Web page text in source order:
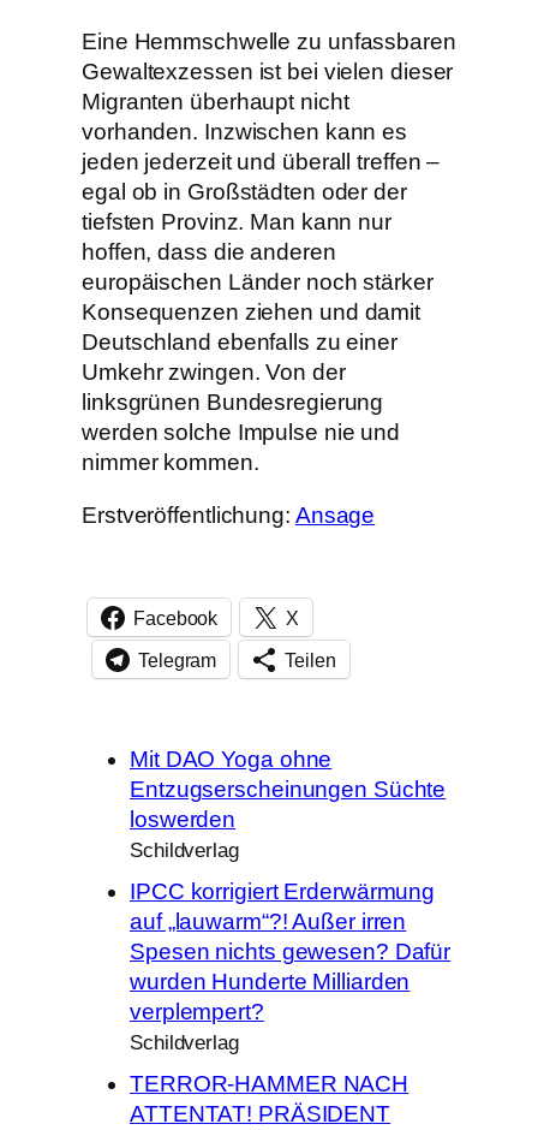
Eine Hemmschwelle zu unfassbaren
Gewaltexzessen ist bei vielen dieser
Migranten überhaupt nicht
vorhanden. Inzwischen kann es
jeden jederzeit und überall treffen –
egal ob in Großstädten oder der
tiefsten Provinz. Man kann nur
hoffen, dass die anderen
europäischen Länder noch stärker
Konsequenzen ziehen und damit
Deutschland ebenfalls zu einer
Umkehr zwingen. Von der
linksgrünen Bundesregierung
werden solche Impulse nie und
nimmer kommen.
Erstveröffentlichung: Ansage
Facebook X
Telegram Teilen
Mit DAO Yoga ohne
Entzugserscheinungen Süchte
loswerden
Schildverlag
IPCC korrigiert Erderwärmung
auf „lauwarm“?! Außer irren
Spesen nichts gewesen? Dafür
wurden Hunderte Milliarden
verplempert?
Schildverlag
TERROR-HAMMER NACH
ATTENTAT! PRÄSIDENT